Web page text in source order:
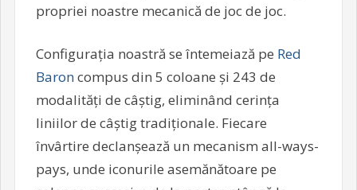
propriei noastre mecanică de joc de joc.
Configurația noastră se întemeiază pe Red
Baroncompus din 5 coloane și 243 de
modalități de câștig, eliminând cerința
liniilor de câștig tradiționale. Fiecare
învârtire declanșează un mecanism all-ways-
pays, unde iconurile asemănătoare pe